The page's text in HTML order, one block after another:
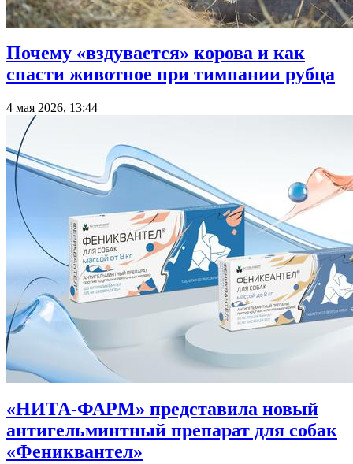
Почему «вздувается» корова и как
спасти животное при тимпании рубца
4 мая 2026, 13:44
«НИТА-ФАРМ» представила новый
антигельминтный препарат для собак
«Фениквантел»